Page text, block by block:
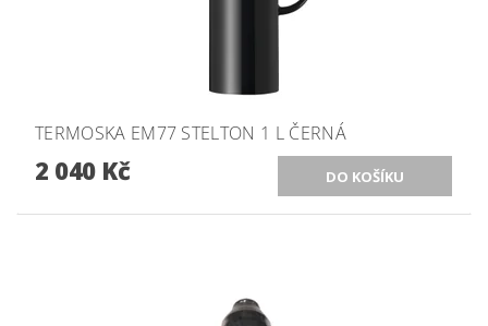
TERMOSKA EM77 STELTON 1 L ČERNÁ
2 040 Kč